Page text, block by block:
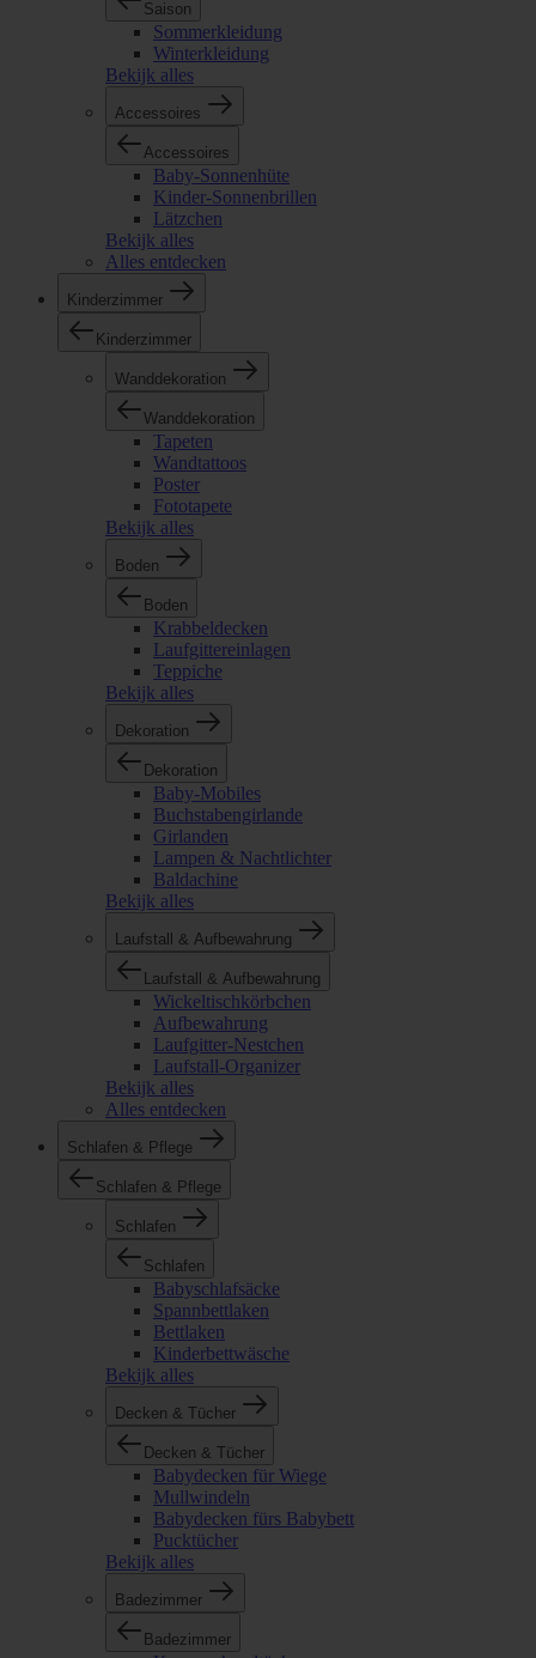
Saison
Sommerkleidung
Winterkleidung
Bekijk alles
Accessoires
Accessoires
Baby-Sonnenhüte
Kinder-Sonnenbrillen
Lätzchen
Bekijk alles
Alles entdecken
Kinderzimmer
Kinderzimmer
Wanddekoration
Wanddekoration
Tapeten
Wandtattoos
Poster
Fototapete
Bekijk alles
Boden
Boden
Krabbeldecken
Laufgittereinlagen
Teppiche
Bekijk alles
Dekoration
Dekoration
Baby-Mobiles
Buchstabengirlande
Girlanden
Lampen & Nachtlichter
Baldachine
Bekijk alles
Laufstall & Aufbewahrung
Laufstall & Aufbewahrung
Wickeltischkörbchen
Aufbewahrung
Laufgitter-Nestchen
Laufstall-Organizer
Bekijk alles
Alles entdecken
Schlafen & Pflege
Schlafen & Pflege
Schlafen
Schlafen
Babyschlafsäcke
Spannbettlaken
Bettlaken
Kinderbettwäsche
Bekijk alles
Decken & Tücher
Decken & Tücher
Babydecken für Wiege
Mullwindeln
Babydecken fürs Babybett
Pucktücher
Bekijk alles
Badezimmer
Badezimmer